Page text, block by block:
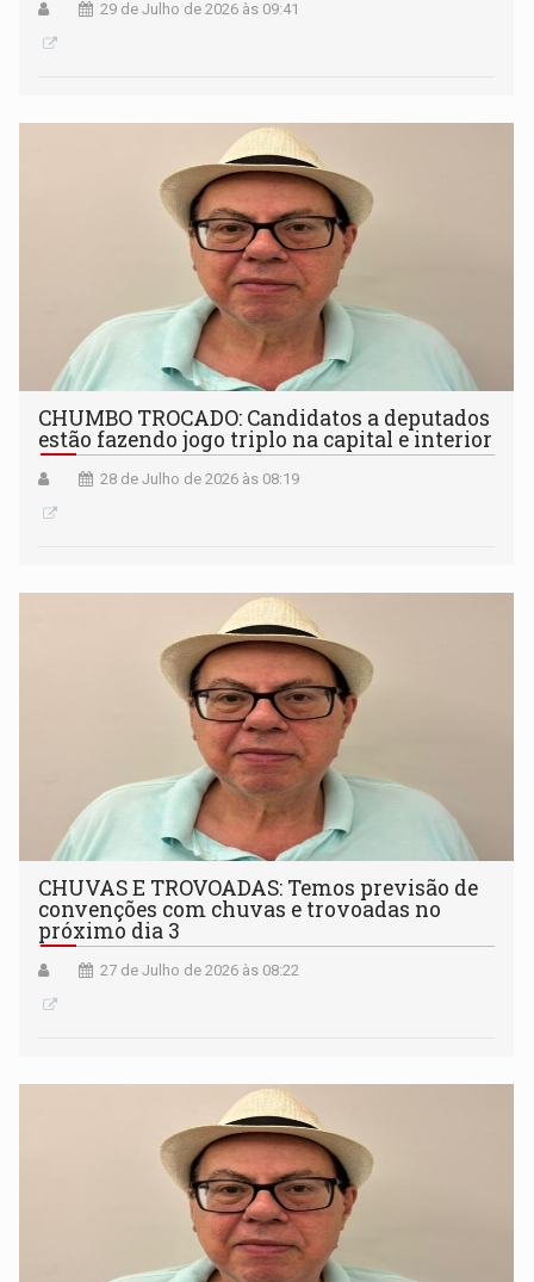
29 de Julho de 2026 às 09:41
CHUMBO TROCADO: Candidatos a deputados
estão fazendo jogo triplo na capital e interior
28 de Julho de 2026 às 08:19
CHUVAS E TROVOADAS: Temos previsão de
convenções com chuvas e trovoadas no
próximo dia 3
27 de Julho de 2026 às 08:22